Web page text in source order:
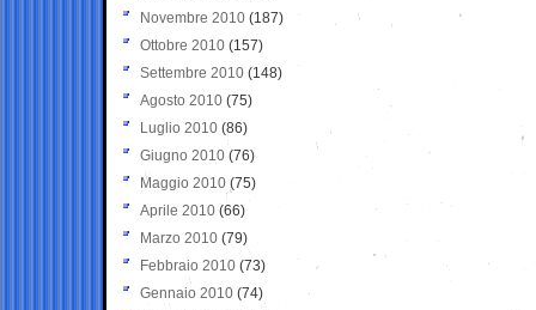
Novembre 2010 (187)
Ottobre 2010 (157)
Settembre 2010 (148)
Agosto 2010 (75)
Luglio 2010 (86)
Giugno 2010 (76)
Maggio 2010 (75)
Aprile 2010 (66)
Marzo 2010 (79)
Febbraio 2010 (73)
Gennaio 2010 (74)